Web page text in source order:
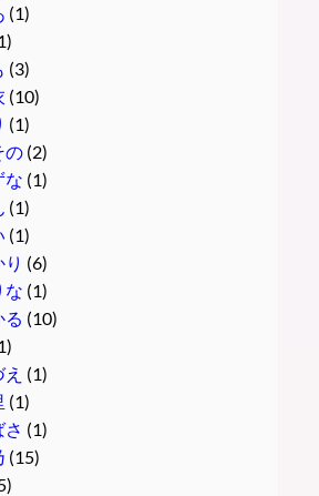
(1)
(3)
(10)
(1)
の(2)
な (1)
(1)
(1)
(6)
な (1)
る (10)
(1)
(1)
(1)
(15)